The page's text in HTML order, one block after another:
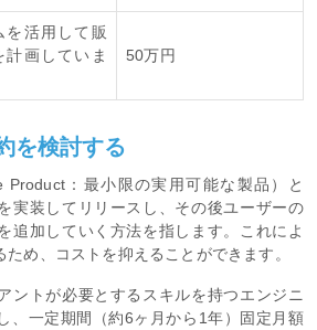
を活用して販
計画していま
50万円
を検討する
Product：最小限の実用可能な製品）と
実装してリリースし、その後ユーザーの
追加していく方法を指します。これによ
ため、コストを抑えることができます。
ントが必要とするスキルを持つエンジニ
、一定期間（約6ヶ月から1年）固定月額